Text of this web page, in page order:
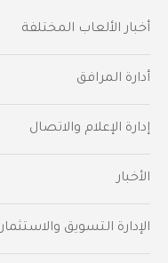
أخبار الألعاب المختلفة
أدارة المرافق
إدارة الإعلام والاتصال
الأخبار
الإدارة التسويق والاستثمار